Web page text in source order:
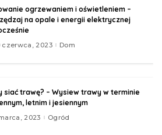
ogrzewaniem i oświetleniem –
na opale i energii elektrycznej
czerwca, 2023 Dom
siać trawę? – Wysiew trawy w terminie
letnim i jesiennym
2023 Ogród